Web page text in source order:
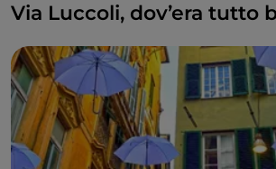
Via Luccoli, dov’era tutto